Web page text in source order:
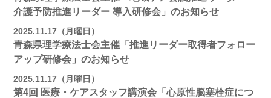
介護予防推進リーダー 導入研修会」のお知らせ
2025.11.17（月曜日）
青森県理学療法士会主催「推進リーダー取得者フォロー
アップ研修会」のお知らせ
2025.11.17（月曜日）
第4回 医療・ケアスタッフ講演会「心原性脳塞栓症につ